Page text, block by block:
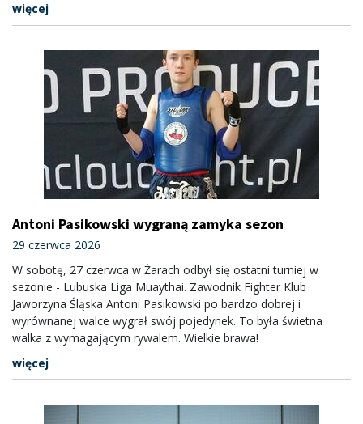
więcej
Antoni Pasikowski wygraną zamyka sezon
29 czerwca 2026
W sobotę, 27 czerwca w Żarach odbył się ostatni turniej w
sezonie - Lubuska Liga Muaythai. Zawodnik Fighter Klub
Jaworzyna Śląska Antoni Pasikowski po bardzo dobrej i
wyrównanej walce wygrał swój pojedynek. To była świetna
walka z wymagającym rywalem. Wielkie brawa!
więcej